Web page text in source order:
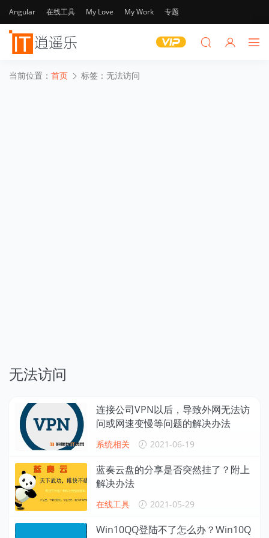
Angular 在线工具 My Love My Work 专题
当前位置： 首页 标签：无法访问
无法访问
连接公司VPN以后，导致外网无法访
问或网速变慢等问题的解决办法
系统相关 2021-06-19
蓝奏云盘的分享是否突然挂了？附上
解决办法
在线工具 2021-05-29
Win10QQ登陆不了怎么办？Win10Q